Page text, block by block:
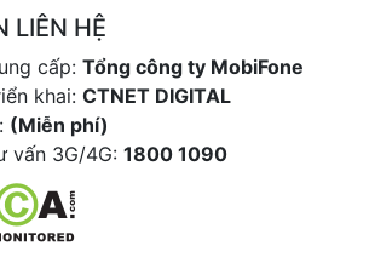
LIÊN HỆ
cấp: Tổng công ty MobiFone
khai: CTNET DIGITAL
(Miễn phí)
vấn 3G/4G: 1800 1090